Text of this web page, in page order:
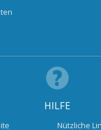
HILFE
Nützliche